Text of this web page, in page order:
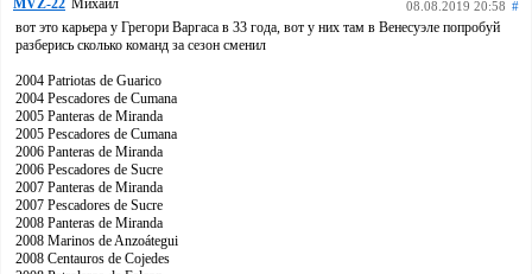
MVZ-22 Михаил 08.08.2019 20:58 #
вот это карьера у Грегори Варгаса в 33 года, вот у них там в Венесуэле попробуй
разберись сколько команд за сезон сменил
2004 Patriotas de Guarico
2004 Pescadores de Cumana
2005 Panteras de Miranda
2005 Pescadores de Cumana
2006 Panteras de Miranda
2006 Pescadores de Sucre
2007 Panteras de Miranda
2007 Pescadores de Sucre
2008 Panteras de Miranda
2008 Marinos de Anzoátegui
2008 Centauros de Cojedes